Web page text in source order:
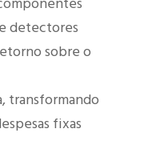
detectores
sobre o
transformando
fixas